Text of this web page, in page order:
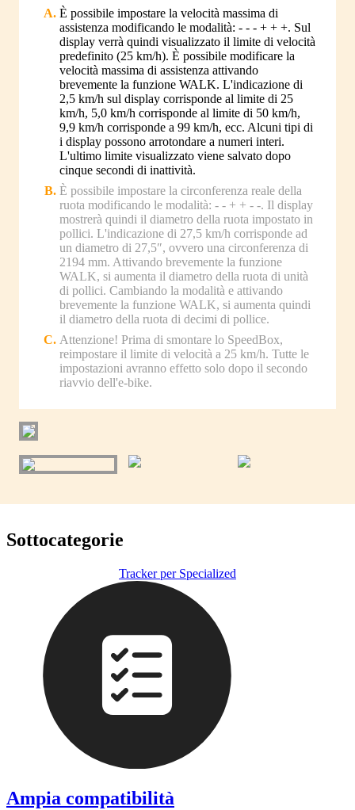
È possibile impostare la velocità massima di
assistenza modificando le modalità: - - - + + +. Sul
display verrà quindi visualizzato il limite di velocità
predefinito (25 km/h). È possibile modificare la
velocità massima di assistenza attivando
brevemente la funzione WALK. L'indicazione di
2,5 km/h sul display corrisponde al limite di 25
km/h, 5,0 km/h corrisponde al limite di 50 km/h,
9,9 km/h corrisponde a 99 km/h, ecc. Alcuni tipi di
i display possono arrotondare a numeri interi.
L'ultimo limite visualizzato viene salvato dopo
cinque secondi di inattività.
È possibile impostare la circonferenza reale della
ruota modificando le modalità: - - + + - -. Il display
mostrerà quindi il diametro della ruota impostato in
pollici. L'indicazione di 27,5 km/h corrisponde ad
un diametro di 27,5″, ovvero una circonferenza di
2194 mm. Attivando brevemente la funzione
WALK, si aumenta il diametro della ruota di unità
di pollici. Cambiando la modalità e attivando
brevemente la funzione WALK, si aumenta quindi
il diametro della ruota di decimi di pollice.
Attenzione! Prima di smontare lo SpeedBox,
reimpostare il limite di velocità a 25 km/h. Tutte le
impostazioni avranno effetto solo dopo il secondo
riavvio dell'e-bike.
Sottocategorie
Tracker per Specialized
Ampia compatibilità